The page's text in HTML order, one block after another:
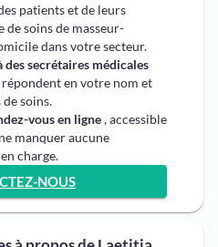
patients et de leurs
de soins de masseur-
dans votre secteur.
des secrétaires médicales
répondent en votre nom et
soins.
vous en ligne, accessible
manquer aucune
charge.
NOUS